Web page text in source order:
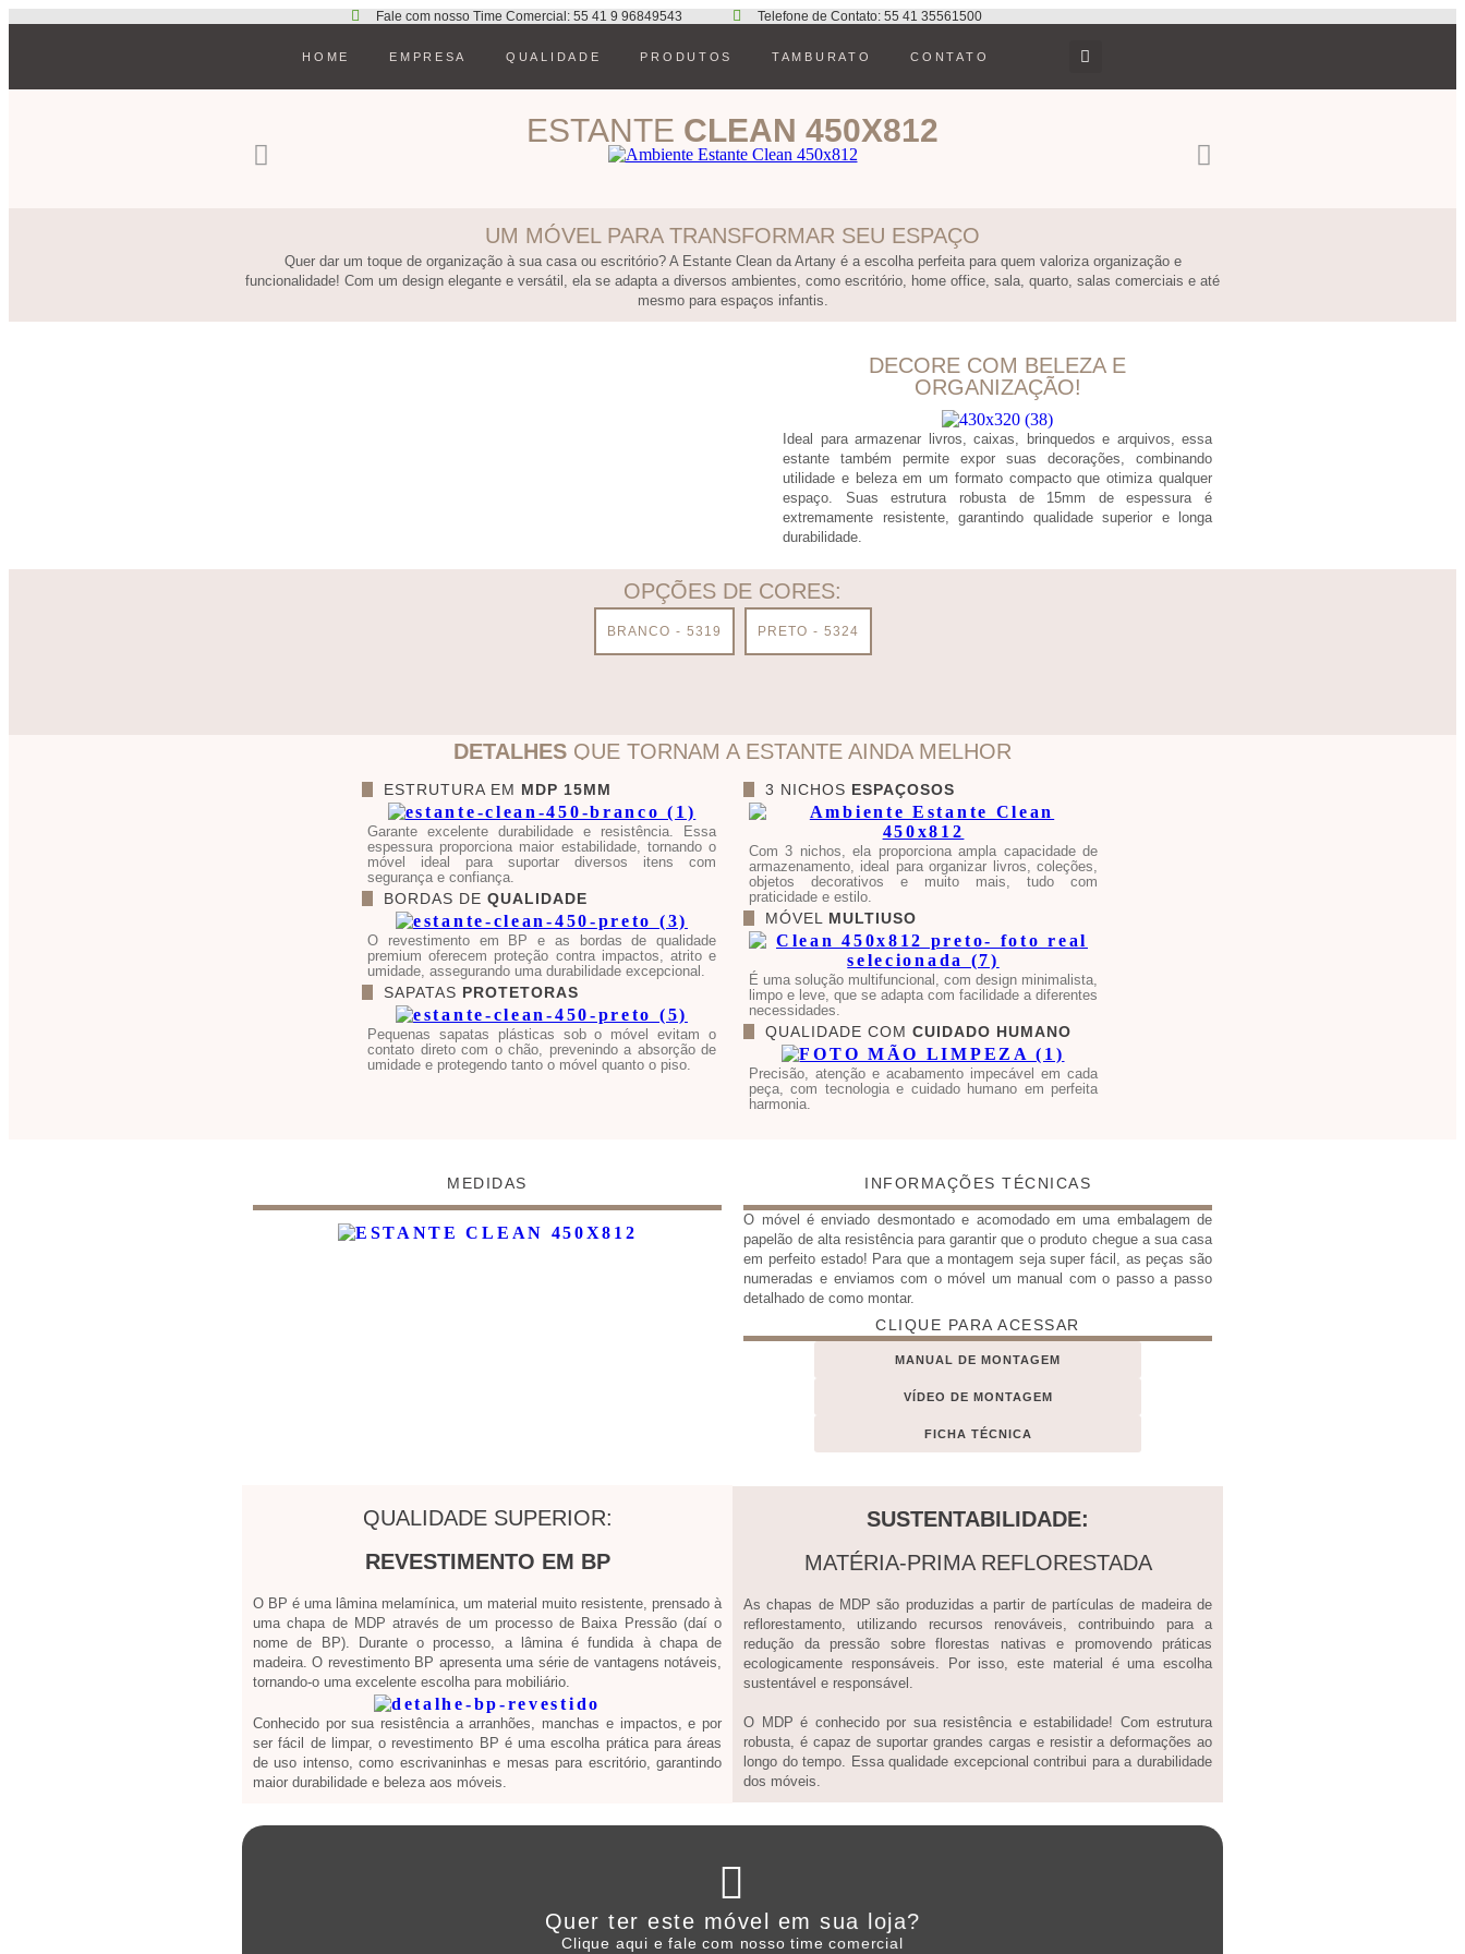
Fale com nosso Time Comercial: 55 41 9 96849543 Telefone de Contato: 55 41 35561500
HOME EMPRESA QUALIDADE PRODUTOS TAMBURATO CONTATO
ESTANTE CLEAN 450X812
UM MÓVEL PARA TRANSFORMAR SEU ESPAÇO
Quer dar um toque de organização à sua casa ou escritório? A Estante Clean da Artany é a escolha perfeita para quem valoriza organização e
funcionalidade! Com um design elegante e versátil, ela se adapta a diversos ambientes, como escritório, home office, sala, quarto, salas comerciais e até
mesmo para espaços infantis.
DECORE COM BELEZA E
ORGANIZAÇÃO!
Ideal para armazenar livros, caixas, brinquedos e arquivos, essa
estante também permite expor suas decorações, combinando
utilidade e beleza em um formato compacto que otimiza qualquer
espaço. Suas estrutura robusta de 15mm de espessura é
extremamente resistente, garantindo qualidade superior e longa
durabilidade.
OPÇÕES DE CORES:
BRANCO - 5319 PRETO - 5324
DETALHES QUE TORNAM A ESTANTE AINDA MELHOR
ESTRUTURA EM MDP 15MM
Garante excelente durabilidade e resistência. Essa
espessura proporciona maior estabilidade, tornando o
móvel ideal para suportar diversos itens com
segurança e confiança.
BORDAS DE QUALIDADE
O revestimento em BP e as bordas de qualidade
premium oferecem proteção contra impactos, atrito e
umidade, assegurando uma durabilidade excepcional.
SAPATAS PROTETORAS
Pequenas sapatas plásticas sob o móvel evitam o
contato direto com o chão, prevenindo a absorção de
umidade e protegendo tanto o móvel quanto o piso.
3 NICHOS ESPAÇOSOS
Com 3 nichos, ela proporciona ampla capacidade de
armazenamento, ideal para organizar livros, coleções,
objetos decorativos e muito mais, tudo com
praticidade e estilo.
MÓVEL MULTIUSO
É uma solução multifuncional, com design minimalista,
limpo e leve, que se adapta com facilidade a diferentes
necessidades.
QUALIDADE COM CUIDADO HUMANO
Precisão, atenção e acabamento impecável em cada
peça, com tecnologia e cuidado humano em perfeita
harmonia.
MEDIDAS INFORMAÇÕES TÉCNICAS
O móvel é enviado desmontado e acomodado em uma embalagem de
papelão de alta resistência para garantir que o produto chegue a sua casa
em perfeito estado! Para que a montagem seja super fácil, as peças são
numeradas e enviamos com o móvel um manual com o passo a passo
detalhado de como montar.
CLIQUE PARA ACESSAR
MANUAL DE MONTAGEM
VÍDEO DE MONTAGEM
FICHA TÉCNICA
QUALIDADE SUPERIOR:
REVESTIMENTO EM BP
O BP é uma lâmina melamínica, um material muito resistente, prensado à
uma chapa de MDP através de um processo de Baixa Pressão (daí o
nome de BP). Durante o processo, a lâmina é fundida à chapa de
madeira. O revestimento BP apresenta uma série de vantagens notáveis,
tornando-o uma excelente escolha para mobiliário.
Conhecido por sua resistência a arranhões, manchas e impactos, e por
ser fácil de limpar, o revestimento BP é uma escolha prática para áreas
de uso intenso, como escrivaninhas e mesas para escritório, garantindo
maior durabilidade e beleza aos móveis.
SUSTENTABILIDADE:
MATÉRIA-PRIMA REFLORESTADA
As chapas de MDP são produzidas a partir de partículas de madeira de
reflorestamento, utilizando recursos renováveis, contribuindo para a
redução da pressão sobre florestas nativas e promovendo práticas
ecologicamente responsáveis. Por isso, este material é uma escolha
sustentável e responsável.
O MDP é conhecido por sua resistência e estabilidade! Com estrutura
robusta, é capaz de suportar grandes cargas e resistir a deformações ao
longo do tempo. Essa qualidade excepcional contribui para a durabilidade
dos móveis.
Quer ter este móvel em sua loja?
Clique aqui e fale com nosso time comercial
WHATSAPP ARTANY